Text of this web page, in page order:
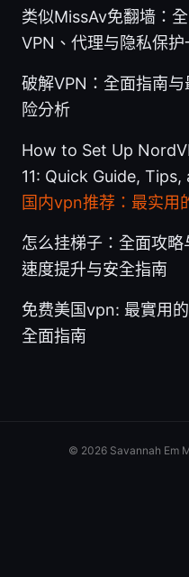
类似MissAv免翻墙：
VPN、代理与隐私保
破解VPN：全面指南
险分析
How to Set Up
11: Quick Guide,
国内vpn推荐：最实用
怎么挂梯子：全面攻略
速度提升与安全指南
免费美国vpn: 最實用
全面指南
© 2026 Savannah Em